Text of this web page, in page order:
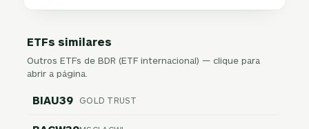
ETFs similares
Outros ETFs de BDR (ETF internacional) — clique para
abrir a página.
BIAU39 GOLD TRUST